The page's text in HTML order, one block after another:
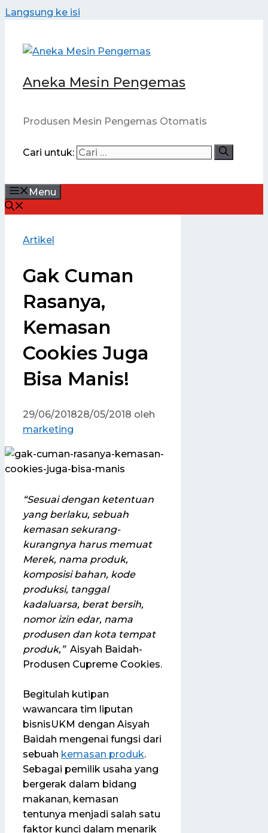
Langsung ke isi
Aneka Mesin Pengemas
Produsen Mesin Pengemas Otomatis
Cari untuk:
Menu
Artikel
Gak Cuman
Rasanya,
Kemasan
Cookies Juga
Bisa Manis!
29/06/201828/05/2018 oleh
marketing
“Sesuai dengan ketentuan
yang berlaku, sebuah
kemasan sekurang-
kurangnya harus memuat
Merek, nama produk,
komposisi bahan, kode
produksi, tanggal
kadaluarsa, berat bersih,
nomor izin edar, nama
produsen dan kota tempat
produk,” Aisyah Baidah-
Produsen Cupreme Cookies.
Begitulah kutipan
wawancara tim liputan
bisnisUKM dengan Aisyah
Baidah mengenai fungsi dari
sebuah kemasan produk.
Sebagai pemilik usaha yang
bergerak dalam bidang
makanan, kemasan
tentunya menjadi salah satu
faktor kunci dalam menarik